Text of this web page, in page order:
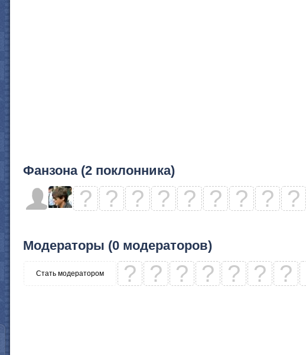
Фанзона (2 поклонника)
? ? ? ? ? ? ? ? ?
Модераторы (0 модераторов)
Стать модератором ? ? ? ? ? ? ?